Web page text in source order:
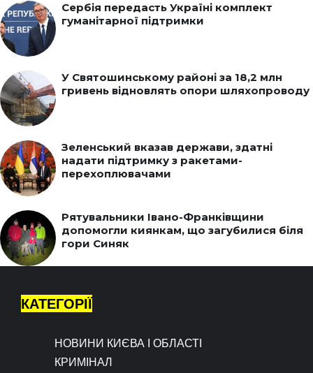
Сербія передасть Україні комплект
гуманітарної підтримки
У Святошинському районі за 18,2 млн
гривень відновлять опори шляхопроводу
Зеленський вказав держави, здатні
надати підтримку з ракетами-
перехоплювачами
Рятувальники Івано-Франківщини
допомогли киянкам, що загубилися біля
гори Синяк
КАТЕГОРІЇ
НОВИНИ КИЄВА І ОБЛАСТІ
КРИМІНАЛ